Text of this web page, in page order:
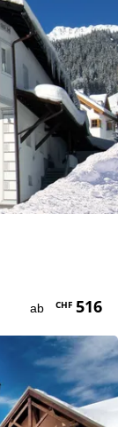
Technologien.
und zur
Möglichkeit zur
Cookie-Policy.
unserem
und
ab CHF516